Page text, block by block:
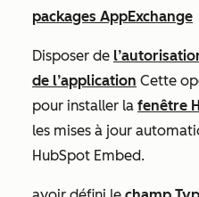
packages AppExchange
Disposer de
de l’application Cette
pour installer la fenêtre
les mises à jour
HubSpot Embed.